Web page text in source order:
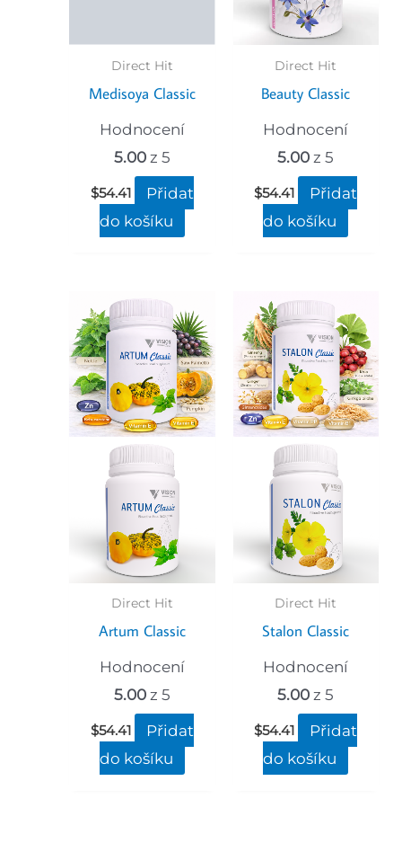
Direct Hit
Medisoya Classic
Hodnocení
5.00z 5
$54.41
Přidat
do košíku
Direct Hit
Beauty Classic
Hodnocení
5.00 z 5
$54.41
Přidat
do košíku
Direct Hit
Artum Classic
Hodnocení
5.00z 5
$54.41
Přidat
do košíku
Direct Hit
Stalon Classic
Hodnocení
5.00 z 5
$54.41
Přidat
do košíku